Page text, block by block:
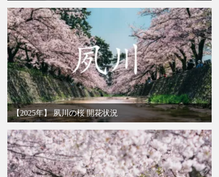
【2025年】 夙川の桜 開花状況